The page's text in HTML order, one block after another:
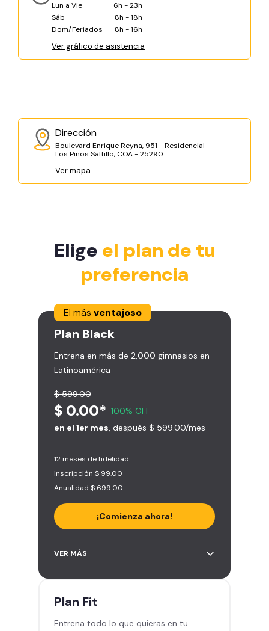
Lun a Vie
6h - 23h
Sáb
8h - 18h
Dom/Feriados
8h - 16h
Ver gráfico de asistencia
Dirección
Boulevard Enrique Reyna, 951 - Residencial
Los Pinos Saltillo, COA - 25290
Ver mapa
Elige el plan de tu
preferencia
El más ventajoso
Plan Black
Entrena en más de 2,000 gimnasios en
Latinoamérica
$ 599.00
$ 0.00* 100% OFF
en el 1er mes , después $ 599.00/mes
12 meses de fidelidad
Inscripción $ 99.00
Anualidad $ 699.00
¡Comienza ahora!
Acceso ilimitado a + 2.000
Entrena hasta con 5 amigos al
Sillones de masaje
Smart Fit App - Tu plan de
VER MÁS
Plan Fit
Entrena todo lo que quieras en tu